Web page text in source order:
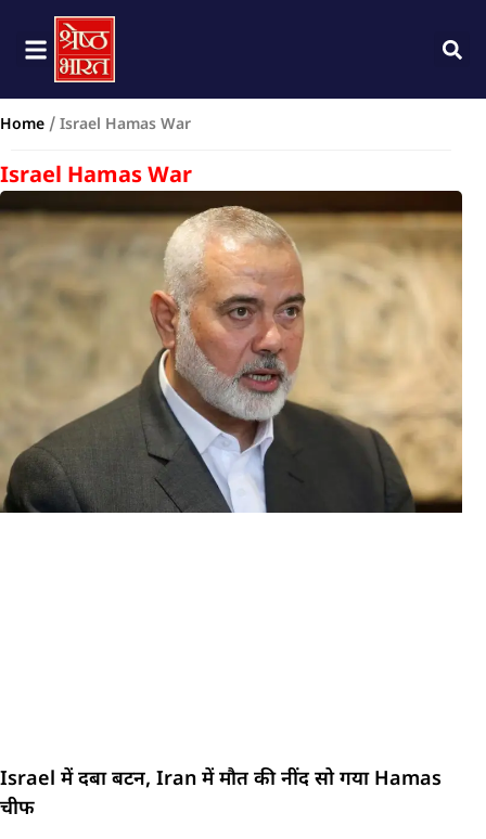
Home / Israel Hamas War
Israel Hamas War
Israel में दबा बटन, Iran में मौत की नींद सो गया Hamas
चीफ